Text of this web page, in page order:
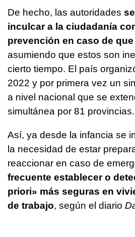
De hecho, las autoridades
inculcar a la ciudadanía
prevención en caso de
asumiendo que estos son
cierto tiempo. El país
2022 y por primera vez un
a nivel nacional que se
simultánea por 81 provincias.
Así, ya desde la infancia se
la necesidad de estar
reaccionar en caso de
frecuente establecer o
priori» más seguras en
de trabajo, según el diario